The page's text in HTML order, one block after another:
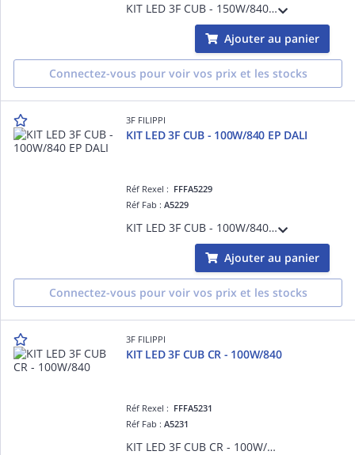
KIT LED 3F CUB - 150W/840 EP DALI
Ajouter au panier
Connectez-vous pour voir vos prix et les stocks
3F FILIPPI
KIT LED 3F CUB - 100W/840 EP DALI
Réf Rexel : FFFA5229
Réf Fab :A5229
KIT LED 3F CUB - 100W/840 EP DALI
Ajouter au panier
Connectez-vous pour voir vos prix et les stocks
3F FILIPPI
KIT LED 3F CUB CR - 100W/840
Réf Rexel : FFFA5231
Réf Fab :A5231
KIT LED 3F CUB CR - 100W/840